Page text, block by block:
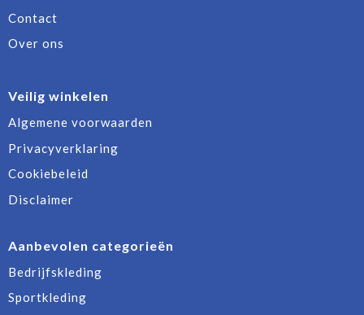
Contact
Over ons
Veilig winkelen
Algemene voorwaarden
Privacyverklaring
Cookiebeleid
Disclaimer
Aanbevolen categorieën
Bedrijfskleding
Sportkleding